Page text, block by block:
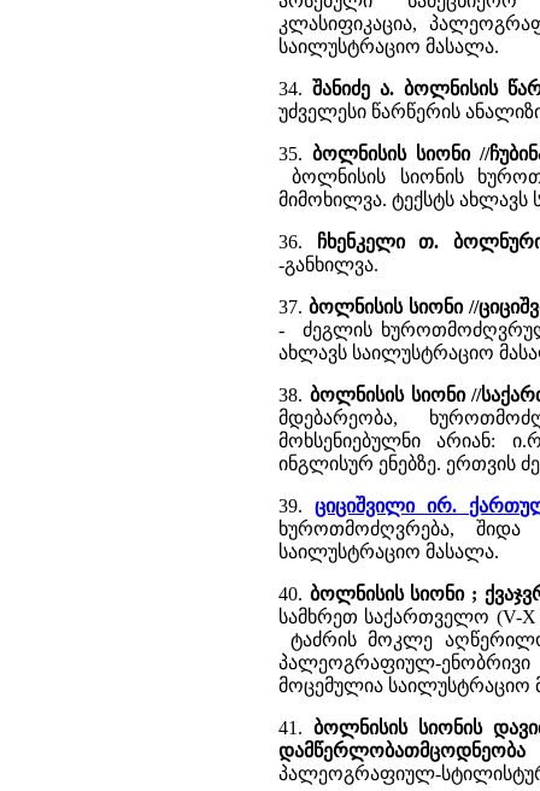
კლასიფიკაცია,
საილუსტრაციო მასალა.
34. შანიძე ა. ბოლნისის
უძველესი წარწერის
35. ბოლნისის სიონი //
ბოლნისის სიონის
მიმოხილვა. ტექსტს ახლავს
36.
ჩხენკელი თ.
-განხილვა.
37. ბოლნისის სიონი //
- ძეგლის
ახლავს საილუსტრაციო
38. ბოლნისის სიონი //
მდებარეობა,
მოხსენიებულნი არიან:
ინგლისურ ენებზე. ერთვის
39.ციციშვილი ირ.
ხუროთმოძღვრება, შიდა
საილუსტრაციო მასალა.
40. ბოლნისის სიონი ;
სამხრეთ საქართველო (V-X
ტაძრის მოკლე
პალეოგრაფიულ-
მოცემულია საილუსტრაციო
41. ბოლნისის სიონის
პალეოგრაფიულ-